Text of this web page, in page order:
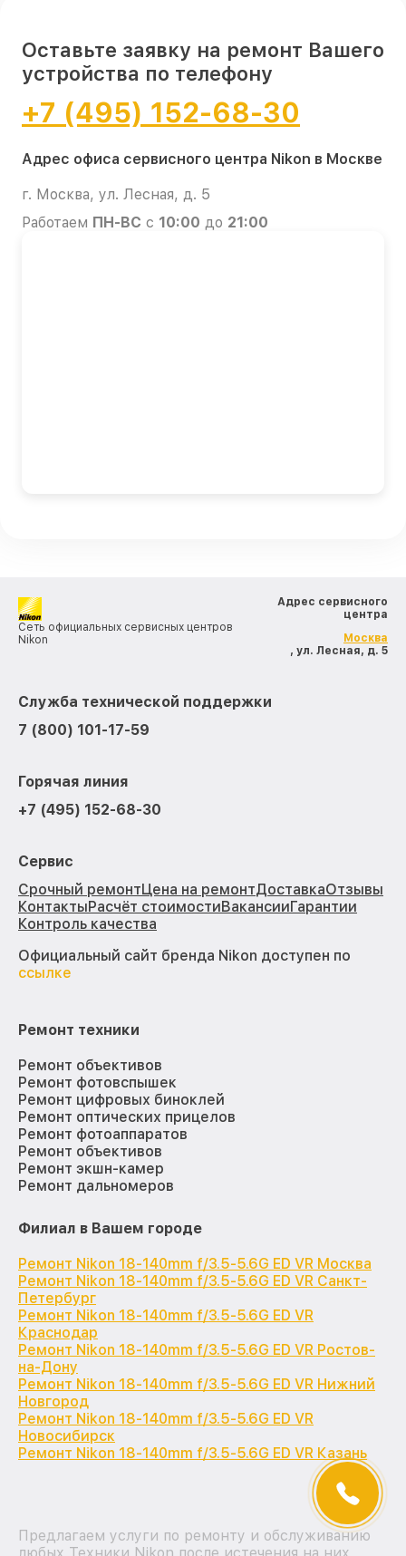
Оставьте заявку на ремонт Вашего
устройства по телефону
+7 (495) 152-68-30
Адрес офиса сервисного центра Nikon в Москве
г. Москва, ул. Лесная, д. 5
Работаем ПН-ВС с 10:00 до 21:00
Сеть официальных сервисных центров
Nikon
Адрес сервисного
центра
Москва
, ул. Лесная, д. 5
Служба технической поддержки
7 (800) 101-17-59
Горячая линия
+7 (495) 152-68-30
Сервис
Срочный ремонтЦена на ремонтДоставкаОтзывы
КонтактыРасчёт стоимостиВакансииГарантии
Контроль качества
Официальный сайт бренда Nikon доступен по
ссылке
Ремонт техники
Ремонт объективов
Ремонт фотовспышек
Ремонт цифровых биноклей
Ремонт оптических прицелов
Ремонт фотоаппаратов
Ремонт объективов
Ремонт экшн-камер
Ремонт дальномеров
Филиал в Вашем городе
Ремонт Nikon 18-140mm f/3.5-5.6G ED VR Москва
Ремонт Nikon 18-140mm f/3.5-5.6G ED VR Санкт-
Петербург
Ремонт Nikon 18-140mm f/3.5-5.6G ED VR
Краснодар
Ремонт Nikon 18-140mm f/3.5-5.6G ED VR Ростов-
на-Дону
Ремонт Nikon 18-140mm f/3.5-5.6G ED VR Нижний
Новгород
Ремонт Nikon 18-140mm f/3.5-5.6G ED VR
Новосибирск
Ремонт Nikon 18-140mm f/3.5-5.6G ED VR Казань
Предлагаем услуги по ремонту и обслуживанию
любых Техники Nikon после истечения на них